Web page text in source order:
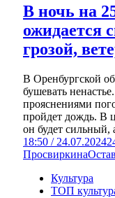
В ночь на
ожидается
грозой,
В Оренбургской
бушевать
прояснениями
пройдет дождь. В
он будет сильный,
18:50 / 24.07.2024
Просвиркина
Культура
ТОП